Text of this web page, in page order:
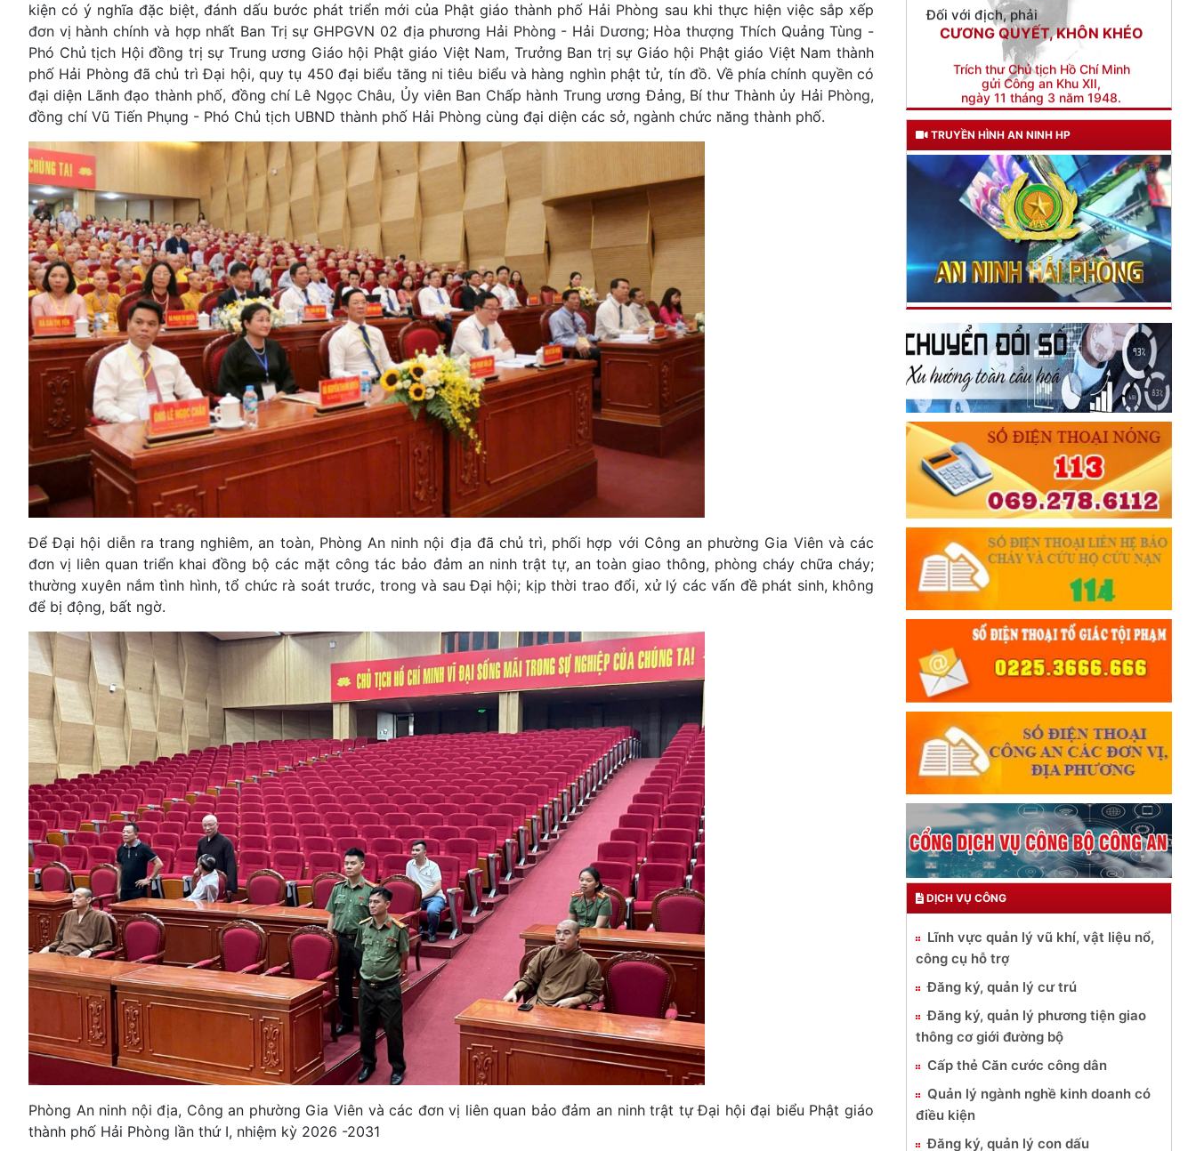
kiện có ý nghĩa đặc biệt, đánh dấu bước phát triển mới của Phật giáo thành phố Hải Phòng sau khi thực hiện việc sắp xếp
đơn vị hành chính và hợp nhất Ban Trị sự GHPGVN 02 địa phương Hải Phòng - Hải Dương; Hòa thượng Thích Quảng Tùng -
Phó Chủ tịch Hội đồng trị sự Trung ương Giáo hội Phật giáo Việt Nam, Trưởng Ban trị sự Giáo hội Phật giáo Việt Nam thành
phố Hải Phòng đã chủ trì Đại hội, quy tụ 450 đại biểu tăng ni tiêu biểu và hàng nghìn phật tử, tín đồ. Về phía chính quyền có
đại diện Lãnh đạo thành phố, đồng chí Lê Ngọc Châu, Ủy viên Ban Chấp hành Trung ương Đảng, Bí thư Thành ủy Hải Phòng,
đồng chí Vũ Tiến Phụng - Phó Chủ tịch UBND thành phố Hải Phòng cùng đại diện các sở, ngành chức năng thành phố.
Để Đại hội diễn ra trang nghiêm, an toàn, Phòng An ninh nội địa đã chủ trì, phối hợp với Công an phường Gia Viên và các
đơn vị liên quan triển khai đồng bộ các mặt công tác bảo đảm an ninh trật tự, an toàn giao thông, phòng cháy chữa cháy;
thường xuyên nắm tình hình, tổ chức rà soát trước, trong và sau Đại hội; kịp thời trao đổi, xử lý các vấn đề phát sinh, không
để bị động, bất ngờ.
Phòng An ninh nội địa, Công an phường Gia Viên và các đơn vị liên quan bảo đảm an ninh trật tự Đại hội đại biểu Phật giáo
thành phố Hải Phòng lần thứ I, nhiệm kỳ 2026 -2031
ngày 11 tháng 3 năm 1948.
TRUYỀN HÌNH AN NINH HP
DỊCH VỤ CÔNG
Lĩnh vực quản lý vũ khí, vật liệu nổ,
công cụ hỗ trợ
Đăng ký, quản lý cư trú
Đăng ký, quản lý phương tiện giao
thông cơ giới đường bộ
Cấp thẻ Căn cước công dân
Quản lý ngành nghề kinh doanh có
điều kiện
Đăng ký, quản lý con dấu